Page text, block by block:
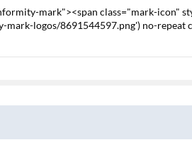
mark"><span class="mark-icon"
logos/8691544597.png') no-repeat